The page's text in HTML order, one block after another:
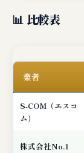
📊 比較表
業者
S-COM（エスコ
ム）
株式会社No.1